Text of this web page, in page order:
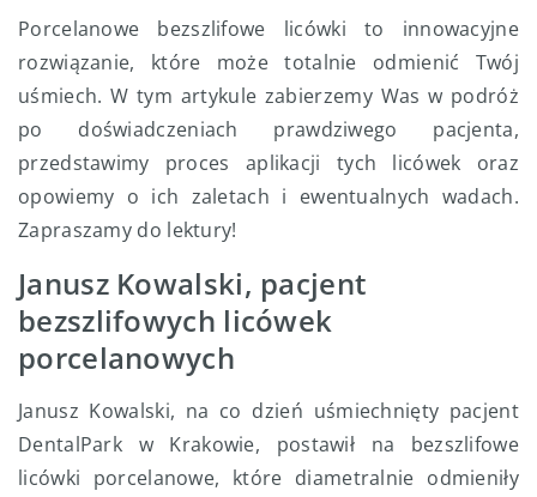
Porcelanowe bezszlifowe licówki to innowacyjne
rozwiązanie, które może totalnie odmienić Twój
uśmiech. W tym artykule zabierzemy Was w podróż
po doświadczeniach prawdziwego pacjenta,
przedstawimy proces aplikacji tych licówek oraz
opowiemy o ich zaletach i ewentualnych wadach.
Zapraszamy do lektury!
Janusz Kowalski, pacjent
bezszlifowych licówek
porcelanowych
Janusz Kowalski, na co dzień uśmiechnięty pacjent
DentalPark w Krakowie, postawił na bezszlifowe
licówki porcelanowe, które diametralnie odmieniły